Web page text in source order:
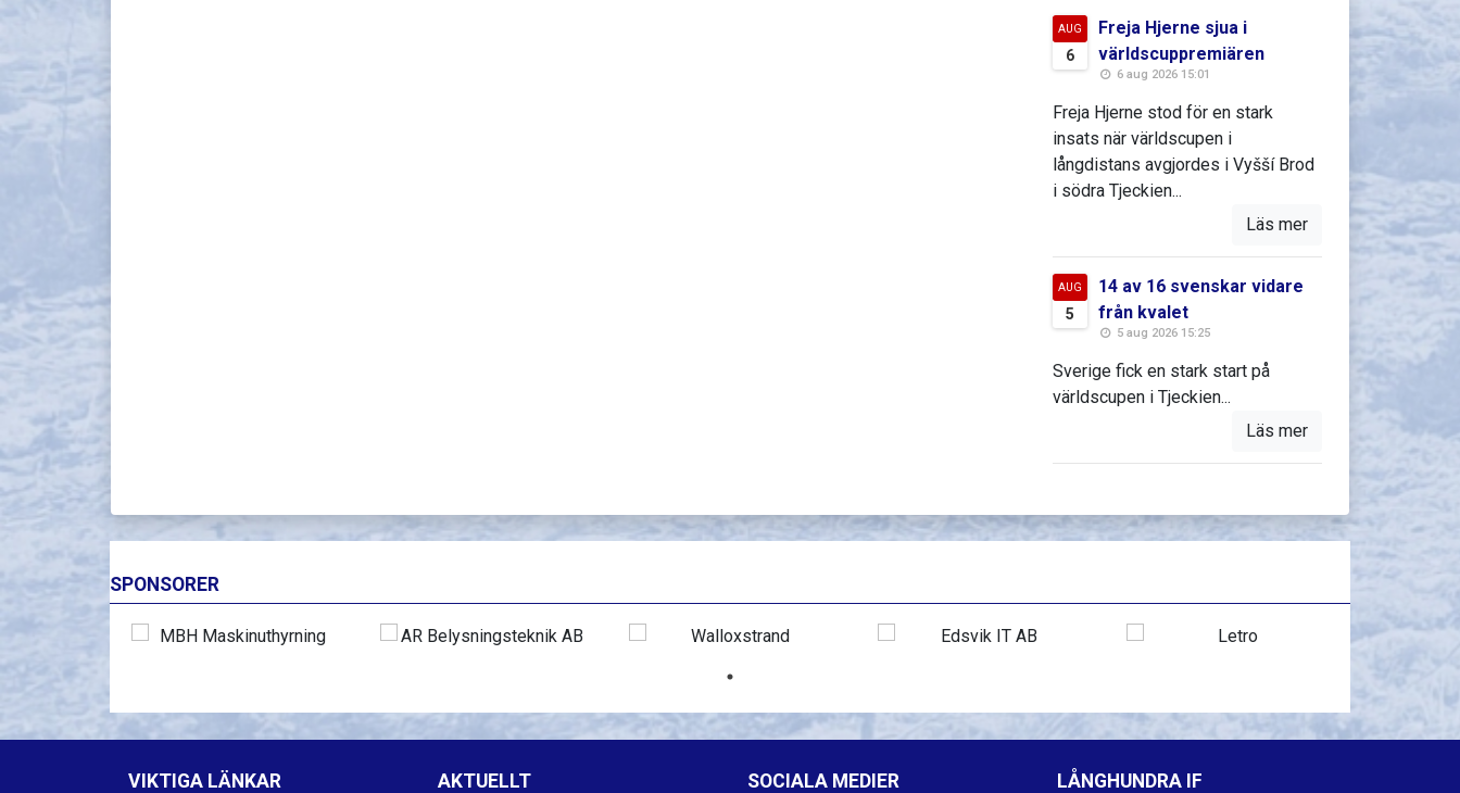
AUG
6
Freja Hjerne sjua i
världscuppremiären
6 aug 2026 15:01
Freja Hjerne stod för en stark
insats när världscupen i
långdistans avgjordes i Vyšší Brod
i södra Tjeckien...
Läs mer
AUG
5
14 av 16 svenskar vidare
från kvalet
5 aug 2026 15:25
Sverige fick en stark start på
världscupen i Tjeckien...
Läs mer
SPONSORER
VIKTIGA LÄNKAR AKTUELLT SOCIALA MEDIER LÅNGHUNDRA IF